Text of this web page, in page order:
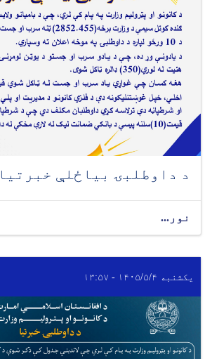
د داوطلبۍ بیاځلې خبرتیا
نور...
یکشنبه ۱۴۰۵/۵/۴ - ۱۳:۵۷